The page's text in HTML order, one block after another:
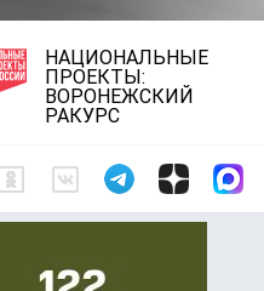
НАЦИОНАЛЬНЫЕ
ПРОЕКТЫ:
ВОРОНЕЖСКИЙ
РАКУРС